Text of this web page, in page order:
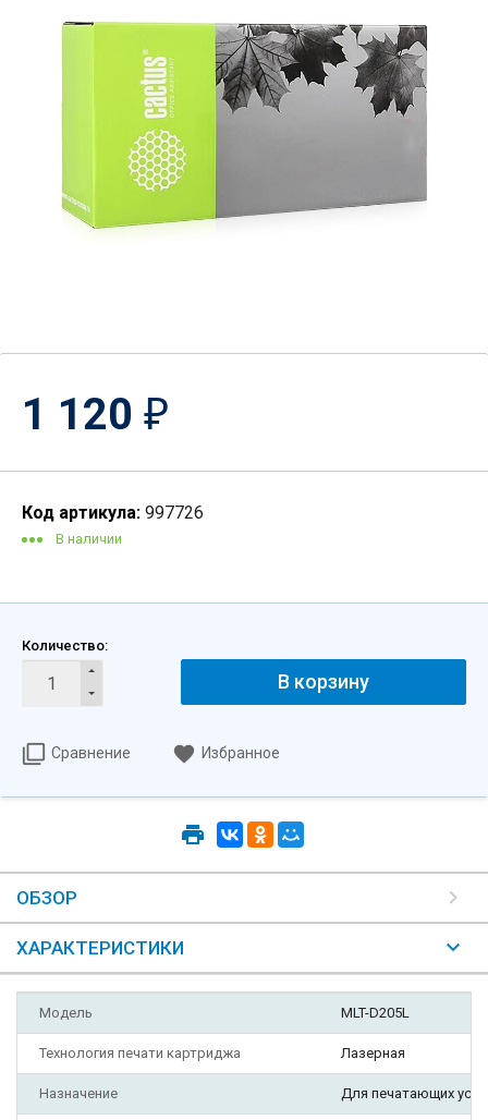
1 120 ₽
Код артикула: 997726
В наличии
Количество:
В корзину
Сравнение Избранное
ОБЗОР
ХАРАКТЕРИСТИКИ
Модель MLT-D205L
Технология печати картриджа Лазерная
Назначение Для печатающих